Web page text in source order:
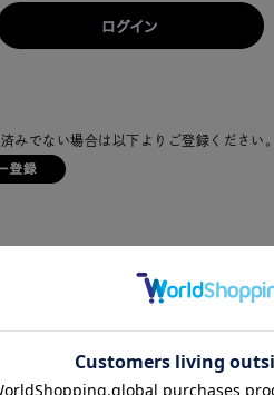
みでない場合は以下よりご登録ください。